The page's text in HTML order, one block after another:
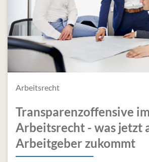
Arbeitsrecht
Transparenzoffensive im
Arbeitsrecht - was jetzt
Arbeitgeber zukommt